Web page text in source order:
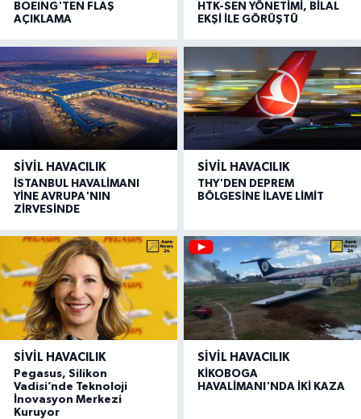
BOEING'TEN FLAŞ
AÇIKLAMA
HTK-SEN YÖNETİMİ, BİLAL
EKŞİ İLE GÖRÜŞTÜ
SIVIL HAVACILIK
İSTANBUL HAVALİMANI
YİNE AVRUPA'NIN
ZİRVESİNDE
SIVIL HAVACILIK
THY'DEN DEPREM
BÖLGESİNE İLAVE LİMİT
SIVIL HAVACILIK
Pegasus, Silikon
Vadisi’nde Teknoloji
İnovasyon Merkezi
Kuruyor
SIVIL HAVACILIK
KİKOBOGA
HAVALİMANI'NDA İKİ KAZA